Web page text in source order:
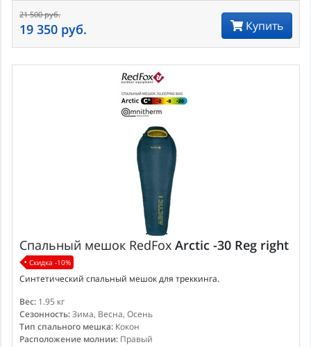
21 500 руб.
19 350 руб. Купить
Спальный мешок RedFox Arctic -30 Reg right
Скидка -10%
Синтетический спальный мешок для треккинга.
Вес: 1.95 кг
Сезонность:Зима, Весна, Осень
Тип спального мешка: Кокон
Расположение молнии: Правый